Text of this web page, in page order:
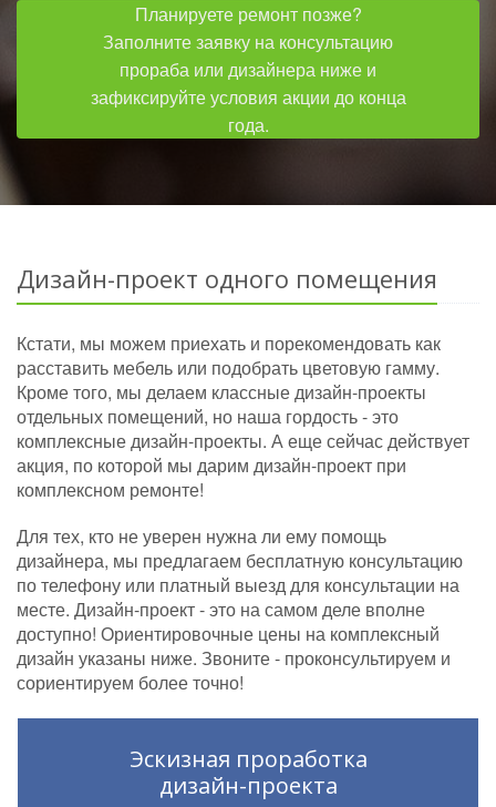
Планируете ремонт позже?
Заполните заявку на консультацию
прораба или дизайнера ниже и
зафиксируйте условия акции до конца
года.
Дизайн-проект одного помещения
Кстати, мы можем приехать и порекомендовать как
расставить мебель или подобрать цветовую гамму.
Кроме того, мы делаем классные дизайн-проекты
отдельных помещений, но наша гордость - это
комплексные дизайн-проекты. А еще сейчас действует
акция, по которой мы дарим дизайн-проект при
комплексном ремонте!
Для тех, кто не уверен нужна ли ему помощь
дизайнера, мы предлагаем бесплатную консультацию
по телефону или платный выезд для консультации на
месте. Дизайн-проект - это на самом деле вполне
доступно! Ориентировочные цены на комплексный
дизайн указаны ниже. Звоните - проконсультируем и
сориентируем более точно!
Эскизная проработка
дизайн-проекта